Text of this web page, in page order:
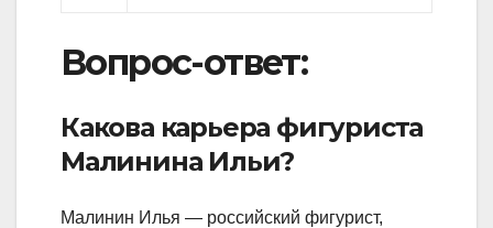
Вопрос-ответ:
Какова карьера фигуриста
Малинина Ильи?
Малинин Илья — российский фигурист,